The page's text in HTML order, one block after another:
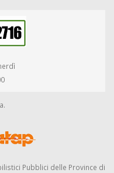
Pubblici delle Province di